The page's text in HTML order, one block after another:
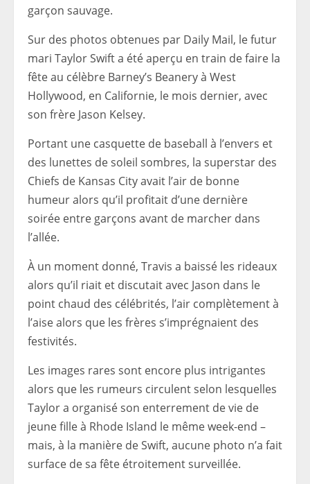
garçon sauvage.
Sur des photos obtenues par Daily Mail, le futur
mari Taylor Swift a été aperçu en train de faire la
fête au célèbre Barney’s Beanery à West
Hollywood, en Californie, le mois dernier, avec
son frère Jason Kelsey.
Portant une casquette de baseball à l’envers et
des lunettes de soleil sombres, la superstar des
Chiefs de Kansas City avait l’air de bonne
humeur alors qu’il profitait d’une dernière
soirée entre garçons avant de marcher dans
l’allée.
À un moment donné, Travis a baissé les rideaux
alors qu’il riait et discutait avec Jason dans le
point chaud des célébrités, l’air complètement à
l’aise alors que les frères s’imprégnaient des
festivités.
Les images rares sont encore plus intrigantes
alors que les rumeurs circulent selon lesquelles
Taylor a organisé son enterrement de vie de
jeune fille à Rhode Island le même week-end –
mais, à la manière de Swift, aucune photo n’a fait
surface de sa fête étroitement surveillée.